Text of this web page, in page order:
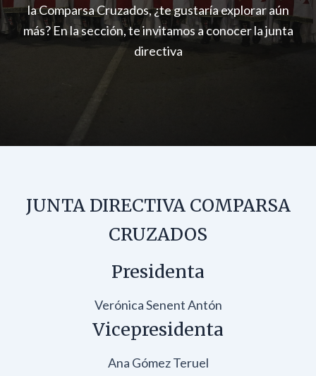
la Comparsa Cruzados, ¿te gustaría explorar aún
más? En la sección, te invitamos a conocer la junta
directiva
JUNTA DIRECTIVA COMPARSA
CRUZADOS
Presidenta
Verónica Senent Antón
Vicepresidenta
Ana Gómez Teruel